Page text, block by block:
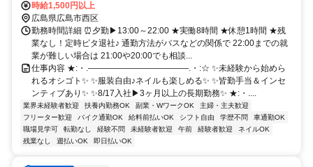
自転車5分▶｢東高須駅｣徒歩12分▶広島電鉄江波線｢舟入川口町駅｣徒
歩12分▶広島電鉄バス｢旭橋入口｣バス停～徒歩3分▶車･バイク･自転
車通勤OK▶交通費規定支給
時給1,500円以上
広島県広島市西区
勤務時間詳細 ⏰夕勤▶13:00～22:00 ★実働8時間 ★休憩1時間 ★残
業なし！定時ピタ退社♪ 通勤方法がバスなどの関係で 22:00までの就
業が難しい場合は 21:00や20:00でも相談...
仕事内容 ★:・.――――――――――――.・:☆ ✨未経験から始めら
れるオシゴト✨ ✨服装自由♪ネイルも楽しめる✨ ✨皆勤手当＆インセ
ンティブあり✨ ✨8/17入社▶3ヶ月以上の長期勤務✨ ★:・....
業界未経験者歓迎 扶養内勤務OK 副業・WワークOK
主婦・主夫歓迎
フリーター歓迎
バイク通勤OK 給料前払いOK シフト自由 学歴不問
車通勤OK
職場見学可
転勤なし 経験不問 未経験者歓迎 午前 経験者歓迎
ネイルOK
残業なし
週払いOK 即日払いOK